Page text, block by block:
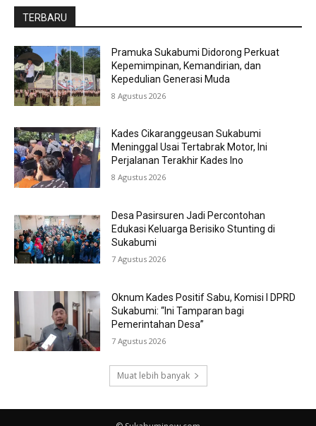
TERBARU
Pramuka Sukabumi Didorong Perkuat
Kepemimpinan, Kemandirian, dan
Kepedulian Generasi Muda
8 Agustus 2026
Kades Cikaranggeusan Sukabumi
Meninggal Usai Tertabrak Motor, Ini
Perjalanan Terakhir Kades Ino
8 Agustus 2026
Desa Pasirsuren Jadi Percontohan
Edukasi Keluarga Berisiko Stunting di
Sukabumi
7 Agustus 2026
Oknum Kades Positif Sabu, Komisi I DPRD
Sukabumi: “Ini Tamparan bagi
Pemerintahan Desa”
7 Agustus 2026
Muat lebih banyak